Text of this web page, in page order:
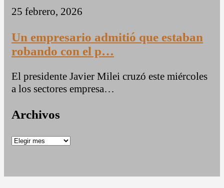
25 febrero, 2026
Un empresario admitió que estaban
robando con el p…
El presidente Javier Milei cruzó este miércoles
a los sectores empresa…
Archivos
Archivos